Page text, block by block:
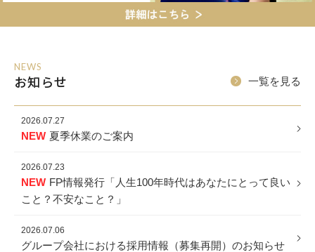
NEWS
お知らせ
2026.07.27
NEW 夏季休業のご案内
2026.07.23
NEW FP情報発行「人生100年時代はあなたにとって良い
こと？不安なこと？」
2026.07.06
グループ会社における採用情報（募集再開）のお知らせ
一覧を見る